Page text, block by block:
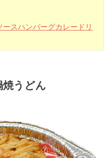
ースハンバーグカレードリ
焼うどん